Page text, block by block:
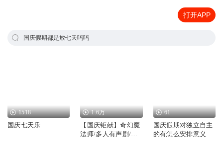
打开APP
国庆假期都是放七天吗吗
1518
国庆七天乐
1.6万
【国庆钜献】奇幻魔
法师/多人有声剧/国
61
国庆假期对独立自主
的有怎么安排意义